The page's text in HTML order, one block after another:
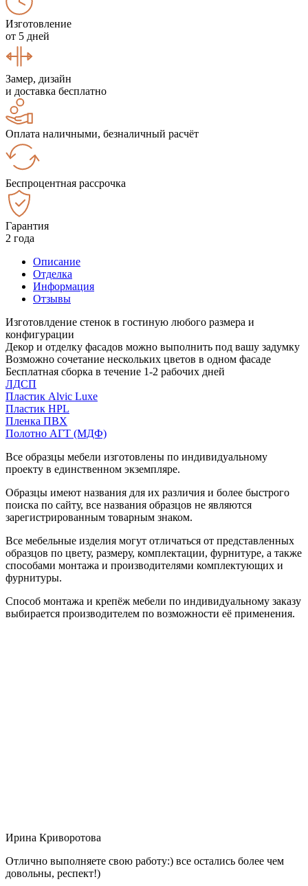
Изготовление
от 5 дней
Замер, дизайн
и доставка бесплатно
Оплата наличными, безналичный расчёт
Беспроцентная рассрочка
Гарантия
2 года
Описание
Отделка
Информация
Отзывы
Изготовлдение стенок в гостиную любого размера и
конфигурации
Декор и отделку фасадов можно выполнить под вашу задумку
Возможно сочетание нескольких цветов в одном фасаде
Бесплатная сборка в течение 1-2 рабочих дней
ЛДСП
Пластик Alvic Luxe
Пластик HPL
Пленка ПВХ
Полотно АГТ (МДФ)
Все образцы мебели изготовлены по индивидуальному
проекту в единственном экземпляре.
Образцы имеют названия для их различия и более быстрого
поиска по сайту, все названия образцов не являются
зарегистрированным товарным знаком.
Все мебельные изделия могут отличаться от представленных
образцов по цвету, размеру, комплектации, фурнитуре, а также
способами монтажа и производителями комплектующих и
фурнитуры.
Способ монтажа и крепёж мебели по индивидуальному заказу
выбирается производителем по возможности её применения.
Ирина Криворотова
Отлично выполняете свою работу:) все остались более чем
довольны, респект!)